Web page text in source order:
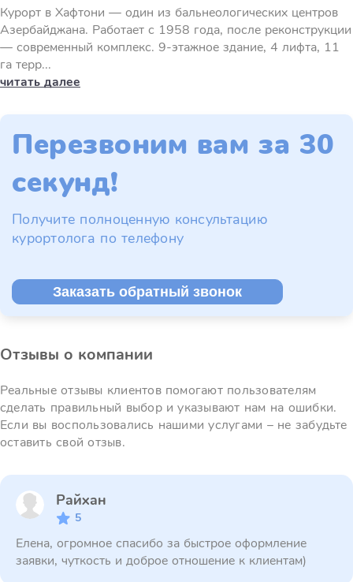
Курорт в Хафтони — один из бальнеологических центров
Азербайджана. Работает с 1958 года, после реконструкции
— современный комплекс. 9-этажное здание, 4 лифта, 11
га терр...
читать далее
Перезвоним вам за 30
секунд!
Получите полноценную консультацию
курортолога по телефону
Заказать обратный звонок
Отзывы о компании
Реальные отзывы клиентов помогают пользователям
сделать правильный выбор и указывают нам на ошибки.
Если вы воспользовались нашими услугами – не забудьте
оставить свой отзыв.
Райхан
5
Елена, огромное спасибо за быстрое оформление
заявки, чуткость и доброе отношение к клиентам)